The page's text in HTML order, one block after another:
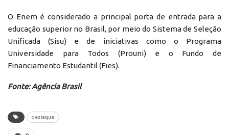
O Enem é considerado a principal porta de entrada para a
educação superior no Brasil, por meio do Sistema de Seleção
Unificada (Sisu) e de iniciativas como o Programa
Universidade para Todos (Prouni) e o Fundo de
Financiamento Estudantil (Fies).
Fonte: Agência Brasil
destaque